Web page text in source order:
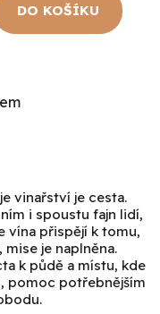
DO KOŠÍKU
vinařství je cesta.
i spoustu fajn lidí,
vína přispějí k tomu,
je naplněna.
k půdě a místu, kde
pomoc potřebnějším